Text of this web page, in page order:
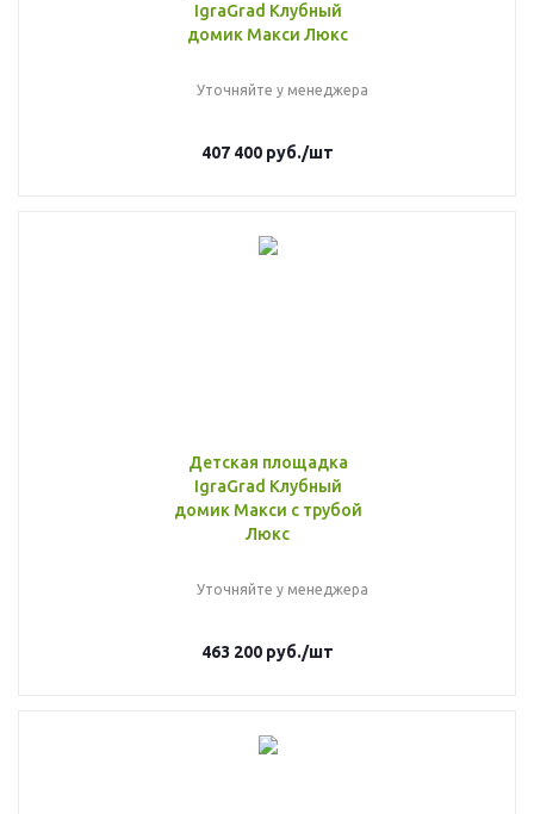
IgraGrad Клубный
домик Макси Люкс
Уточняйте у менеджера
407 400 руб./шт
Детская площадка
IgraGrad Клубный
домик Макси с трубой
Люкс
Уточняйте у менеджера
463 200 руб./шт